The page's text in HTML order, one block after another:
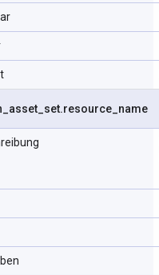
asset set.resource name